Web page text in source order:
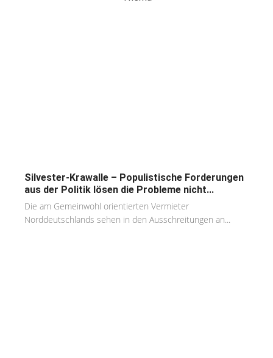
Silvester-Krawalle – Populistische Forderungen
aus der Politik lösen die Probleme nicht...
Die am Gemeinwohl orientierten Vermieter
Norddeutschlands sehen in den Ausschreitungen an...